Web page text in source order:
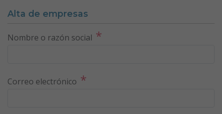
Alta de empresas
Nombre o razón social *
Correo electrónico *